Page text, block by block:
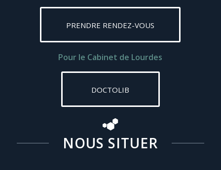
PRENDRE RENDEZ-VOUS
Pour le Cabinet de Lourdes
DOCTOLIB
NOUS SITUER